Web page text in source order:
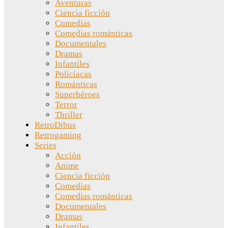
Aventuras
Ciencia ficción
Comedias
Comedias románticas
Documentales
Dramas
Infantiles
Policíacas
Románticas
Superhéroes
Terror
Thriller
RetroDibus
Retrogaming
Series
Acción
Anime
Ciencia ficción
Comedias
Comedias románticas
Documentales
Dramas